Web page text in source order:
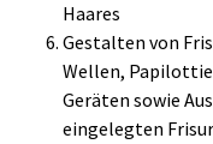
Haares
Gestalten von
Wellen,
Geräten sowie
eingelegten